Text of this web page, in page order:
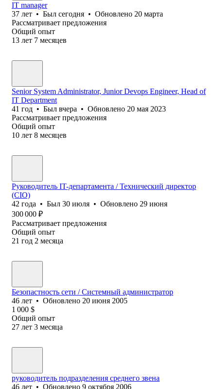
IT manager
37 лет • Был сегодня • Обновлено 20 марта
Рассматривает предложения
Общий опыт
13 лет 7 месяцев
Senior System Administrator, Junior Devops Engineer, Head of
IT Department
41 год • Был вчера • Обновлено 20 мая 2023
Рассматривает предложения
Общий опыт
10 лет 8 месяцев
Руководитель IT-департамента / Технический директор
(CIO)
42 года • Был 30 июля • Обновлено 29 июня
300 000 ₽
Рассматривает предложения
Общий опыт
21 год 2 месяца
Безопастность сети / Системный администратор
46 лет • Обновлено 20 июня 2005
1 000 $
Общий опыт
27 лет 3 месяца
руководитель подразделения среднего звена
46 лет • Обновлено 9 октября 2006